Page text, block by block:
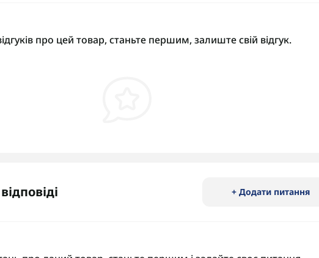
про цей товар, станьте першим, залиште свій відгук.
+ Додати питання